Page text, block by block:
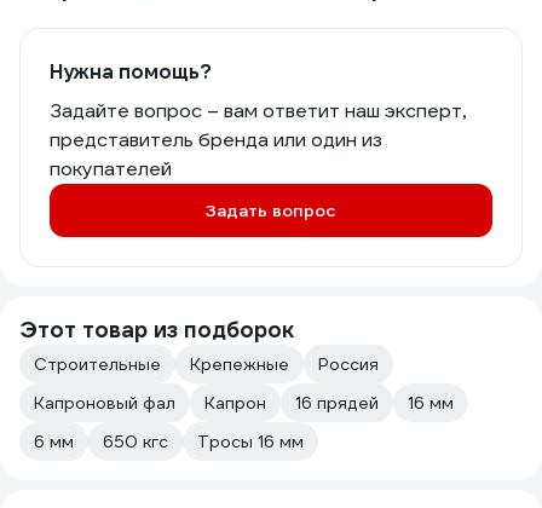
Нужна помощь?
Задайте вопрос – вам ответит наш эксперт,
представитель бренда или один из
покупателей
Задать вопрос
Этот товар из подборок
Строительные Крепежные
Россия
Капроновый фал
Капрон 16 прядей
16 мм
6 мм
650 кгс Тросы 16 мм